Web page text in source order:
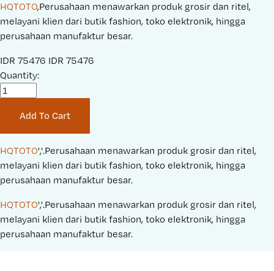
HQTOTO,Perusahaan menawarkan produk grosir dan ritel,
melayani klien dari butik fashion, toko elektronik, hingga
perusahaan manufaktur besar.
S
a
r
i
c
e
IDR 75476 O
i
n
a
l
P
i
c
e
IDR 75476
Quantity:
Add To Cart
HQTOTO','.Perusahaan menawarkan produk grosir dan ritel,
melayani klien dari butik fashion, toko elektronik, hingga
perusahaan manufaktur besar.
HQTOTO','.Perusahaan menawarkan produk grosir dan ritel,
melayani klien dari butik fashion, toko elektronik, hingga
perusahaan manufaktur besar.